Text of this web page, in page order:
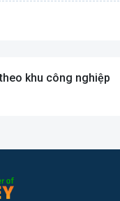
khu công nghiệp